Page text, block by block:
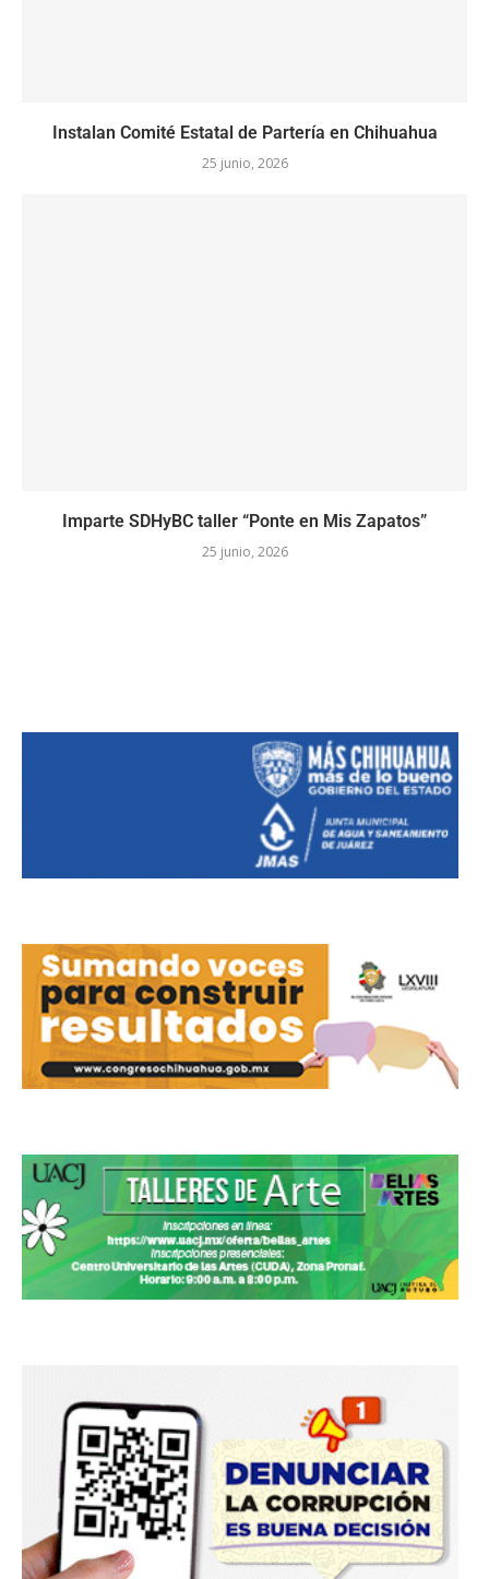
Instalan Comité Estatal de Partería en Chihuahua
25 junio, 2026
Imparte SDHyBC taller “Ponte en Mis Zapatos”
25 junio, 2026